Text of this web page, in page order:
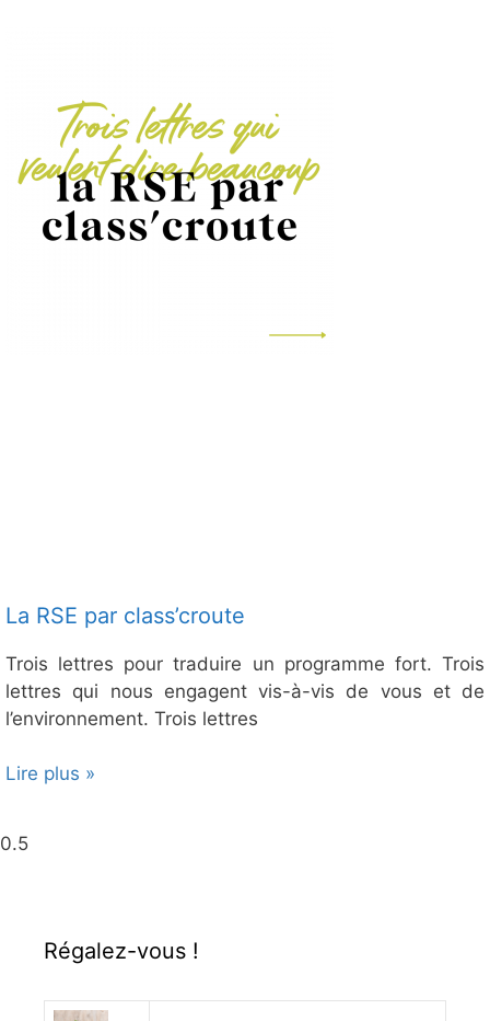
La RSE par class’croute
Trois lettres pour traduire un programme fort. Trois
lettres qui nous engagent vis-à-vis de vous et de
l’environnement. Trois lettres
Lire plus »
Régalez-vous !